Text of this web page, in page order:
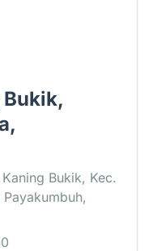
Bukik,
Bukik, Kec.